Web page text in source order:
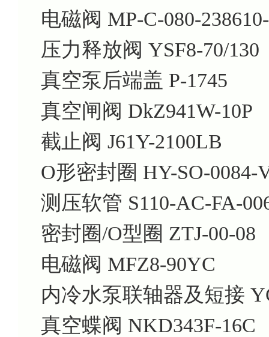
电磁阀 MP-C-080-
压力释放阀 YSF8-70/130
真空泵后端盖 P-1745
真空闸阀 DkZ941W-10P
截止阀 J61Y-2100LB
O形密封圈 HY-SO-0084-
测压软管 S110-AC-FA-
密封圈/O型圈 ZTJ-00-08
电磁阀 MFZ8-90YC
内冷水泵联轴器及短接
真空蝶阀 NKD343F-16C